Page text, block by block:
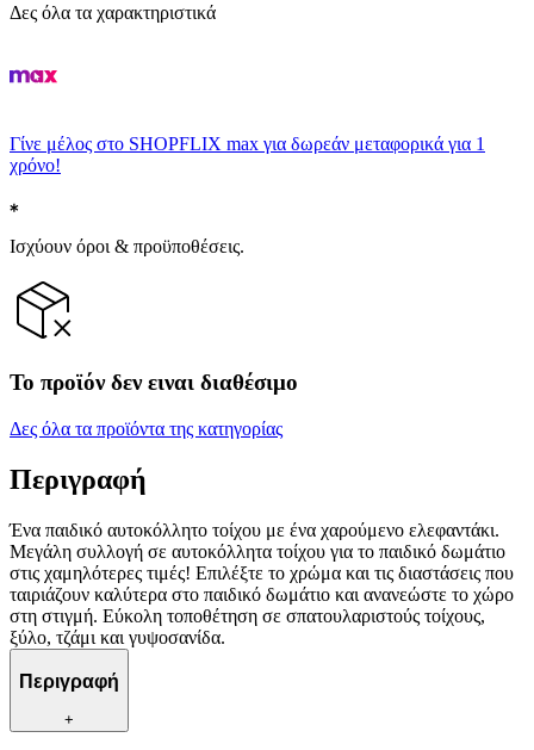
Δες όλα τα χαρακτηριστικά
Γίνε μέλος στο SHOPFLIX max για δωρεάν μεταφορικά για 1
χρόνο!
Ισχύουν όροι & προϋποθέσεις.
Το προϊόν δεν ειναι διαθέσιμο
Δες όλα τα προϊόντα της κατηγορίας
Περιγραφή
Ένα παιδικό αυτοκόλλητο τοίχου με ένα χαρούμενο ελεφαντάκι.
Μεγάλη συλλογή σε αυτοκόλλητα τοίχου για το παιδικό δωμάτιο
στις χαμηλότερες τιμές! Επιλέξτε το χρώμα και τις διαστάσεις που
ταιριάζουν καλύτερα στο παιδικό δωμάτιο και ανανεώστε το χώρο
στη στιγμή. Εύκολη τοποθέτηση σε σπατουλαριστούς τοίχους,
ξύλο, τζάμι και γυψοσανίδα.
Περιγραφή
+